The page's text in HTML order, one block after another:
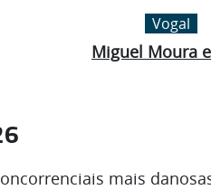
Vogal
Miguel Moura
mais